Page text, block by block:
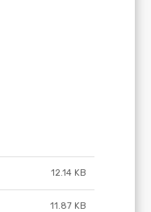
12.14 KB
11.87 KB